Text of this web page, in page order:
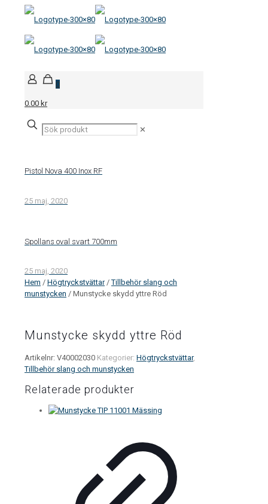
0
0.00 kr
✕
Pistol Nova 400 Inox RF
25 maj, 2020
Spollans oval svart 700mm
25 maj, 2020
Hem / Högtryckstvättar/Tillbehör slang och
munstycken / Munstycke skydd yttre Röd
Munstycke skydd yttre Röd
Artikelnr: V40002030 Kategorier: Högtryckstvättar,
Tillbehör slang och munstycken
Relaterade produkter